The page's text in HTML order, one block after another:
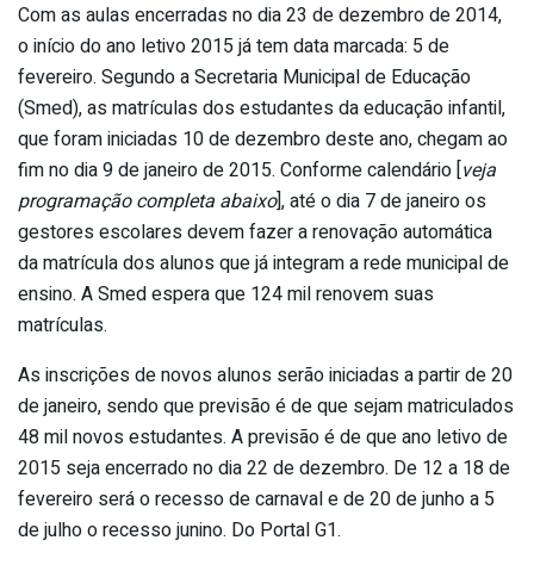
Com as aulas encerradas no dia 23 de dezembro de 2014,
o início do ano letivo 2015 já tem data marcada: 5 de
fevereiro. Segundo a Secretaria Municipal de Educação
(Smed), as matrículas dos estudantes da educação infantil,
que foram iniciadas 10 de dezembro deste ano, chegam ao
fim no dia 9 de janeiro de 2015. Conforme calendário [veja
programação completa abaixo], até o dia 7 de janeiro os
gestores escolares devem fazer a renovação automática
da matrícula dos alunos que já integram a rede municipal de
ensino. A Smed espera que 124 mil renovem suas
matrículas.
As inscrições de novos alunos serão iniciadas a partir de 20
de janeiro, sendo que previsão é de que sejam matriculados
48 mil novos estudantes. A previsão é de que ano letivo de
2015 seja encerrado no dia 22 de dezembro. De 12 a 18 de
fevereiro será o recesso de carnaval e de 20 de junho a 5
de julho o recesso junino. Do Portal G1.